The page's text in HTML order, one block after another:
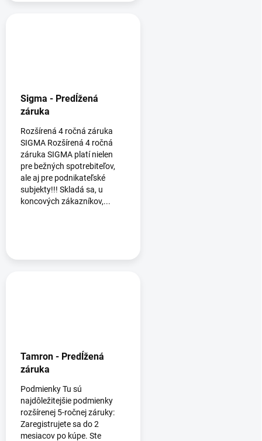
Sigma - Predĺžená
záruka
Rozšírená 4 ročná záruka
SIGMA Rozšírená 4 ročná
záruka SIGMA platí nielen
pre bežných spotrebiteľov,
ale aj pre podnikateľské
subjekty!!! Skladá sa, u
koncových zákazníkov,...
Tamron - Predĺžená
záruka
Podmienky Tu sú
najdôležitejšie podmienky
rozšírenej 5-ročnej záruky:
Zaregistrujete sa do 2
mesiacov po kúpe. Ste